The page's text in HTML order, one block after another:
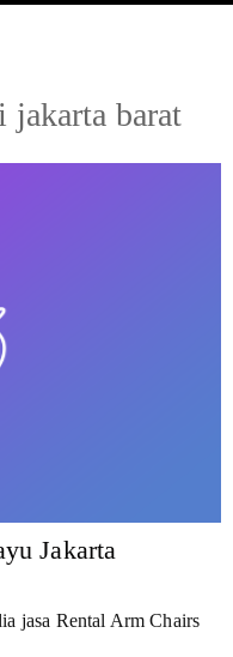
barat
Jakarta
jasa Rental Arm Chairs